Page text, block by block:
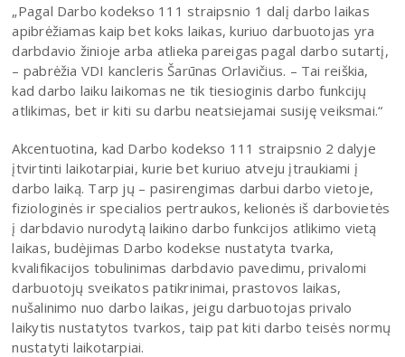
„Pagal Darbo kodekso 111 straipsnio 1 dalį darbo laikas
apibrėžiamas kaip bet koks laikas, kuriuo darbuotojas yra
darbdavio žinioje arba atlieka pareigas pagal darbo sutartį,
– pabrėžia VDI kancleris Šarūnas Orlavičius. – Tai reiškia,
kad darbo laiku laikomas ne tik tiesioginis darbo funkcijų
atlikimas, bet ir kiti su darbu neatsiejamai susiję veiksmai.“
Akcentuotina, kad Darbo kodekso 111 straipsnio 2 dalyje
įtvirtinti laikotarpiai, kurie bet kuriuo atveju įtraukiami į
darbo laiką. Tarp jų – pasirengimas darbui darbo vietoje,
fiziologinės ir specialios pertraukos, kelionės iš darbovietės
į darbdavio nurodytą laikino darbo funkcijos atlikimo vietą
laikas, budėjimas Darbo kodekse nustatyta tvarka,
kvalifikacijos tobulinimas darbdavio pavedimu, privalomi
darbuotojų sveikatos patikrinimai, prastovos laikas,
nušalinimo nuo darbo laikas, jeigu darbuotojas privalo
laikytis nustatytos tvarkos, taip pat kiti darbo teisės normų
nustatyti laikotarpiai.